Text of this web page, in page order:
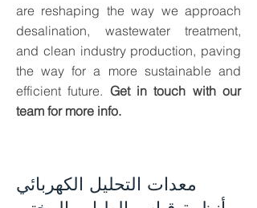
are reshaping the way we approach
desalination, wastewater treatment,
and clean industry production, paving
the way for a more sustainable and
efficient future. Get in touch with our
team for more info.
معدات التحليل الكهربائي